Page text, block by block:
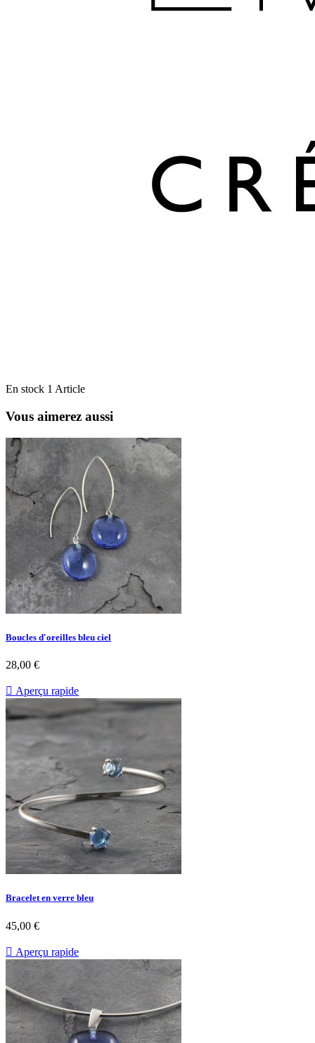
En stock 1 Article
Vous aimerez aussi
Boucles d'oreilles bleu ciel
28,00 €
 Aperçu rapide
Bracelet en verre bleu
45,00 €
 Aperçu rapide